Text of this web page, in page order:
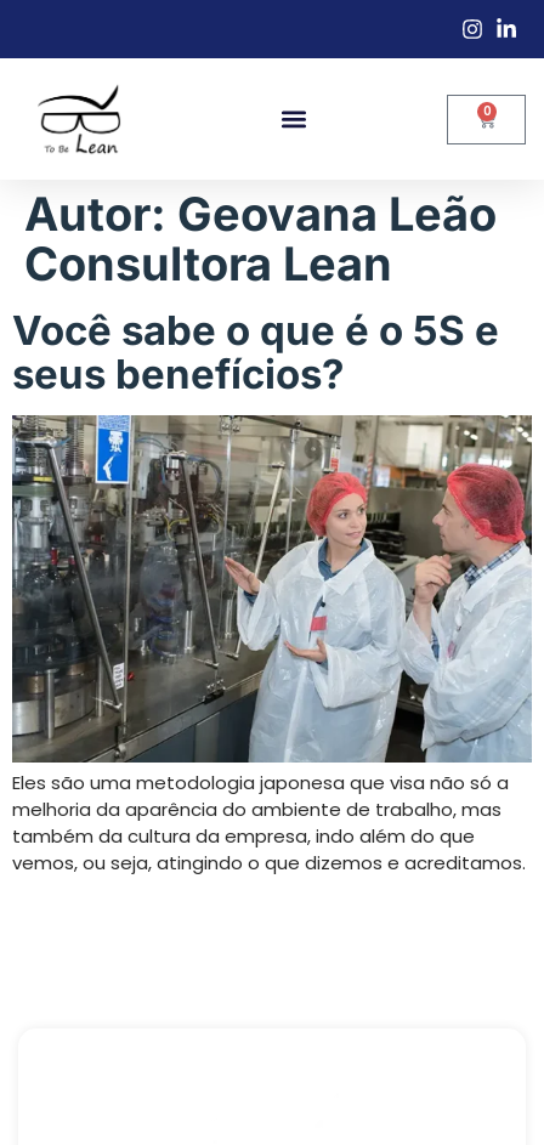
0
Autor: Geovana Leão
Consultora Lean
Você sabe o que é o 5S e
seus benefícios?
Eles são uma metodologia japonesa que visa não só a
melhoria da aparência do ambiente de trabalho, mas
também da cultura da empresa, indo além do que
vemos, ou seja, atingindo o que dizemos e acreditamos.